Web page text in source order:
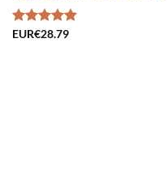
Bewertet
EUR€28.79